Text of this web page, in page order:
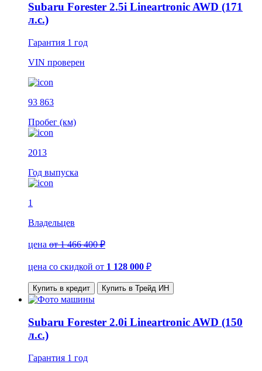
Subaru Forester 2.5i Lineartronic AWD (171
л.с.)
Гарантия 1 год
VIN проверен
93 863
Пробег (км)
2013
Год выпуска
1
Владельцев
цена от 1 466 400 ₽
цена со скидкой от 1 128 000 ₽
Купить в кредит Купить в Трейд ИН
Subaru Forester 2.0i Lineartronic AWD (150
л.с.)
Гарантия 1 год